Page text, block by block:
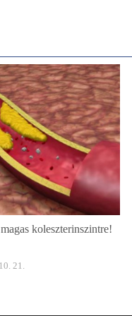
koleszterinszintre!
21.